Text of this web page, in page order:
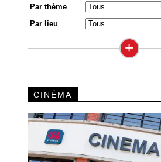
Par thème
Par lieu
+
CINÉMA